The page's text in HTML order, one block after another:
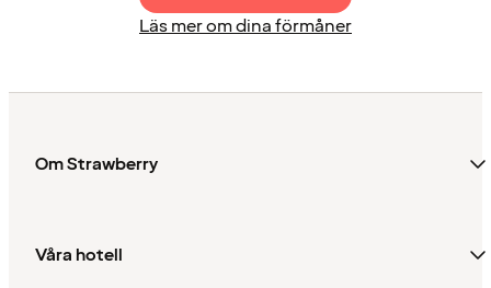
Läs mer om dina förmåner
Om Strawberry
Våra hotell